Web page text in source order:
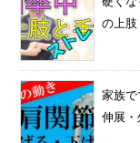
の上
家族
伸展